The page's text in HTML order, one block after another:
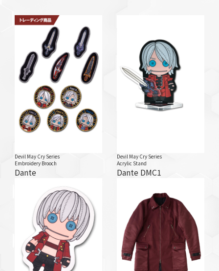
Devil May Cry Series
Embroidery Brooch
Dante
Devil May Cry Series
Acrylic Stand
Dante DMC1